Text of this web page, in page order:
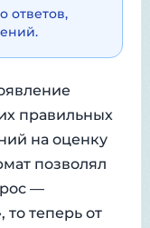
ответов,
правильных
на оценку
позволял
—
теперь от